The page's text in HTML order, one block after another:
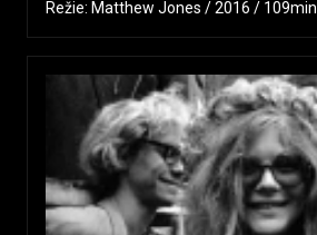
Režie: Matthew Jones / 2016 / 109min